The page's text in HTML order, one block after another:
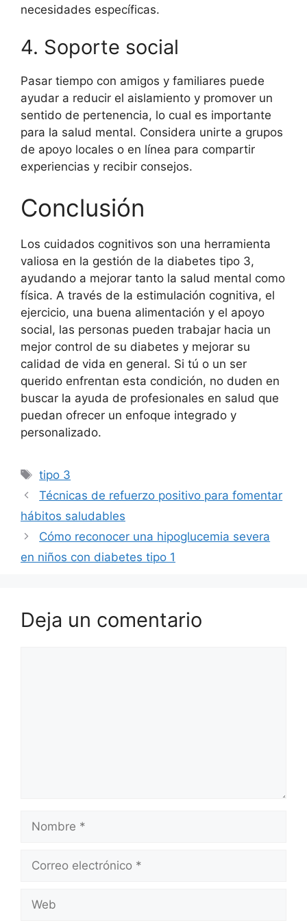
necesidades específicas.
4. Soporte social
Pasar tiempo con amigos y familiares puede
ayudar a reducir el aislamiento y promover un
sentido de pertenencia, lo cual es importante
para la salud mental. Considera unirte a grupos
de apoyo locales o en línea para compartir
experiencias y recibir consejos.
Conclusión
Los cuidados cognitivos son una herramienta
valiosa en la gestión de la diabetes tipo 3,
ayudando a mejorar tanto la salud mental como
física. A través de la estimulación cognitiva, el
ejercicio, una buena alimentación y el apoyo
social, las personas pueden trabajar hacia un
mejor control de su diabetes y mejorar su
calidad de vida en general. Si tú o un ser
querido enfrentan esta condición, no duden en
buscar la ayuda de profesionales en salud que
puedan ofrecer un enfoque integrado y
personalizado.
Etiquetas
tipo 3
Técnicas de refuerzo positivo para fomentar
hábitos saludables
Cómo reconocer una hipoglucemia severa
en niños con diabetes tipo 1
Deja un comentario
electrónico